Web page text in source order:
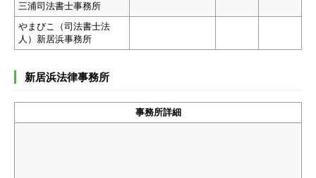
三浦司法書士事務所
やまびこ（司法書士法
人）新居浜事務所
新居浜法律事務所
事務所詳細